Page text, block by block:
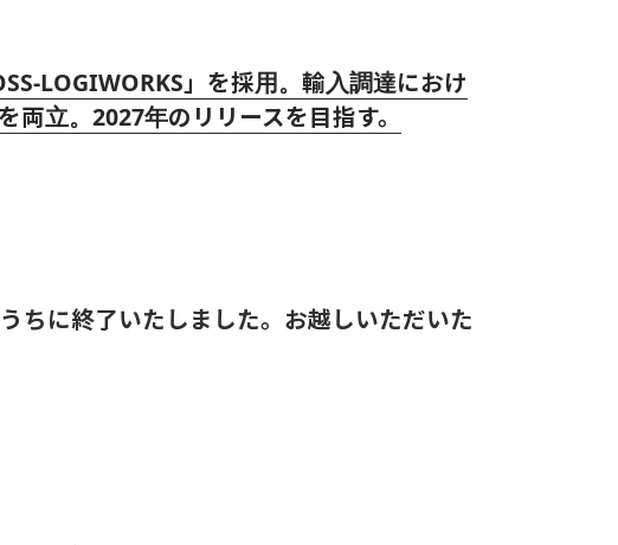
LOGIWORKS」を採用。輸入調達におけ
立。2027年のリリースを目指す。
ちに終了いたしました。お越しいただいた